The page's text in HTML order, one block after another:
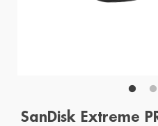
SanDisk Extreme